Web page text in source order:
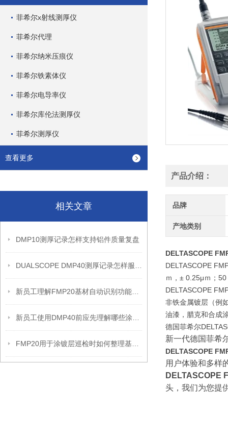
菲希尔x射线测厚仪
菲希尔代理
菲希尔纳米压痕仪
菲希尔铁素体仪
菲希尔电导率仪
菲希尔库伦法测厚仪
菲希尔测厚仪
查看更多
相关文章
DMP10测厚记录怎样支持铝件质量复盘
产品介绍：
品牌
产地类别
DELTASCOPE
DELTASCOPE
ｍ，± 0.25μｍ；
DELTASCOPE
非铁金属镀层（例
油漆，腊克和合成
德国菲希尔
新一代德国菲希
DELTASCOPE
用户体验和多样
DELTASCOPE
头，我们为您提